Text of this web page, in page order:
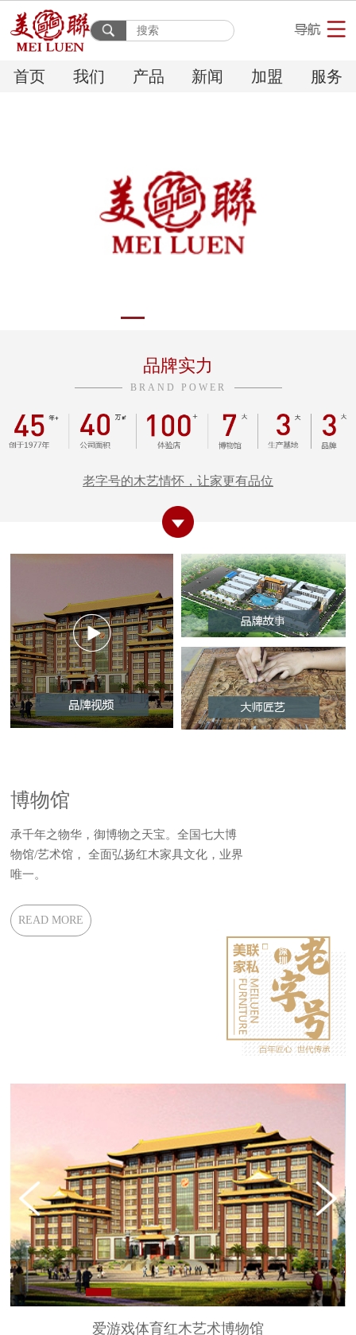
首页 我们 产品 新闻 加盟 服务
品牌实力
BRAND POWER
老字号的木艺情怀，让家更有品位
博物馆
承千年之物华，御博物之天宝。全国七大博
物馆/艺术馆， 全面弘扬红木家具文化，业界
唯一。
READ MORE
爱游戏体育红木艺术博物馆